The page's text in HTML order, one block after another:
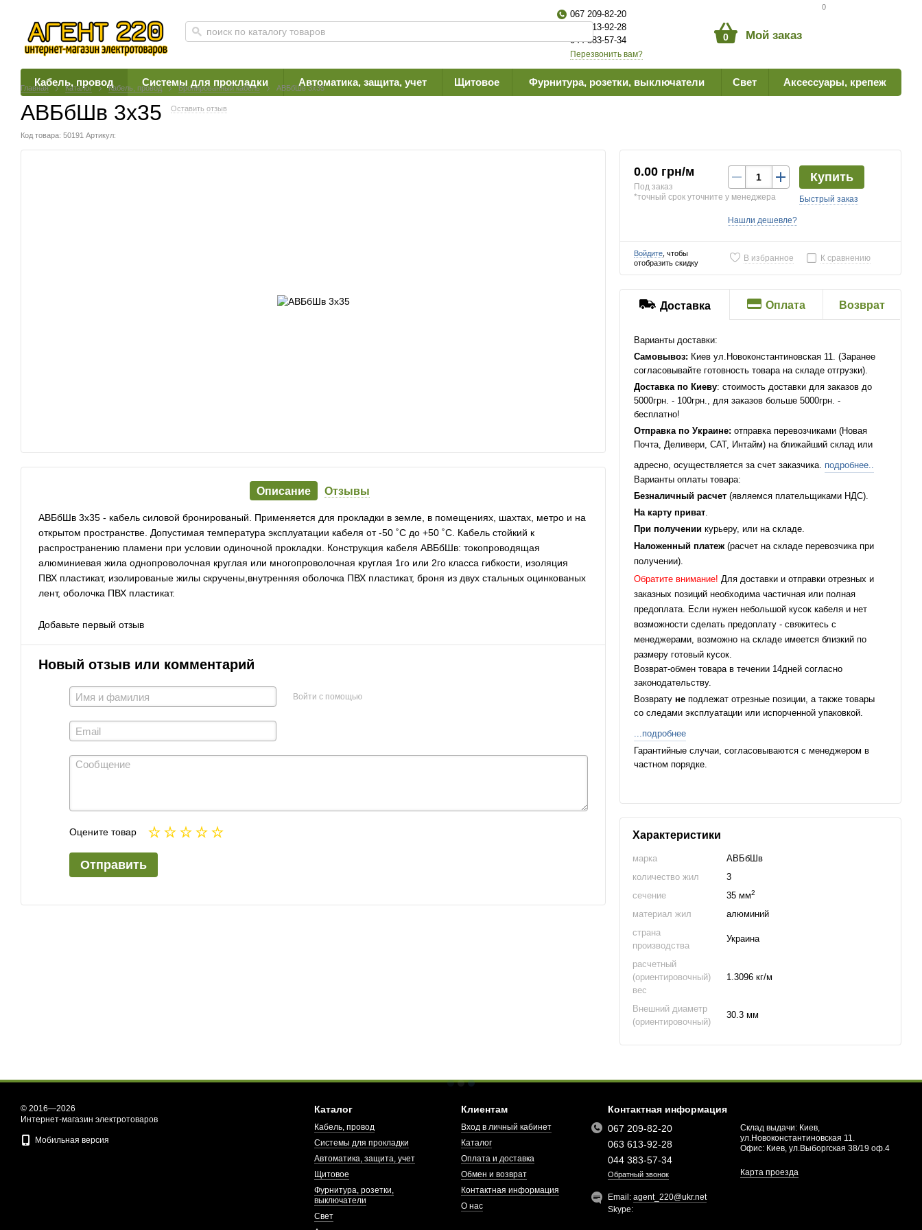
0
067 209-82-20
063 613-92-28
044 383-57-34
Перезвонить вам?
0 Мой заказ
Кабель, провод Системы для прокладки Автоматика, защита, учет Щитовое Фурнитура, розетки, выключатели Свет Аксессуары, крепеж
Главная Каталог Кабель, провод Бронированный кабель АВБбШв 3х35
АВБбШв 3х35 Оставить отзыв
Код товара: 50191 Артикул:
Описание Отзывы
АВБбШв 3х35 - кабель силовой бронированый. Применяется для прокладки в земле, в помещениях, шахтах, метро и на
открытом пространстве. Допустимая температура эксплуатации кабеля от -50 ˚С до +50 ˚С. Кабель стойкий к
распространению пламени при условии одиночной прокладки. Конструкция кабеля АВБбШв: токопроводящая
алюминиевая жила однопроволочная круглая или многопроволочная круглая 1го или 2го класса гибкости, изоляция
ПВХ пластикат, изолированые жилы скручены,внутренняя оболочка ПВХ пластикат, броня из двух стальных оцинкованых
лент, оболочка ПВХ пластикат.
Добавьте первый отзыв
Новый отзыв или комментарий
Войти с помощью
Оцените товар
Отправить
0.00 грн/м
Под заказ
*точный срок уточните у менеджера
Купить
Быстрый заказ
Нашли дешевле?
Войдите , чтобы
отобразить скидку
В избранное К сравнению
Доставка Оплата Возврат
Варианты доставки:
Самовывоз: Киев ул.Новоконстантиновская 11. (Заранее
согласовывайте готовность товара на складе отгрузки).
Доставка по Киеву: стоимость доставки для заказов до
5000грн. - 100грн., для заказов больше 5000грн. -
бесплатно!
Отправка по Украине: отправка перевозчиками (Новая
Почта, Деливери, САТ, Интайм) на ближайший склад или
адресно, осуществляется за счет заказчика. подробнее..
Варианты оплаты товара:
Безналичный расчет (являемся плательщиками НДС).
На карту приват.
При получении курьеру, или на складе.
Наложенный платеж(расчет на складе перевозчика при
получении).
Обратите внимание! Для доставки и отправки отрезных и
заказных позиций необходима частичная или полная
предоплата. Если нужен небольшой кусок кабеля и нет
возможности сделать предоплату - свяжитесь с
менеджерами, возможно на складе имеется близкий по
размеру готовый кусок.
Возврат-обмен товара в течении 14дней согласно
законодательству.
Возвратуне подлежат отрезные позиции, а также товары
со следами эксплуатации или испорченной упаковкой.
...подробнее
Гарантийные случаи, согласовываются с менеджером в
частном порядке.
Характеристики
марка
АВБбШв
количество жил
3
сечение
35 мм2
материал жил
алюминий
страна
производства
Украина
расчетный
(ориентировочный)
вес
1.3096 кг/м
Внешний диаметр
(ориентировочный)
30.3 мм
© 2016—2026
Интернет-магазин электротоваров
Мобильная версия
Каталог
Кабель, провод
Системы для прокладки
Автоматика, защита, учет
Щитовое
Фурнитура, розетки,
выключатели
Свет
Клиентам
Вход в личный кабинет
Каталог
Оплата и доставка
Обмен и возврат
Контактная информация
О нас
Контактная информация
067 209-82-20
063 613-92-28
044 383-57-34
Обратный звонок
Склад выдачи: Киев,
ул.Новоконстантиновская 11.
Офис: Киев, ул.Выборгская 38/19 оф.4
Карта проезда
Email:agent_220@ukr.net
Skype: